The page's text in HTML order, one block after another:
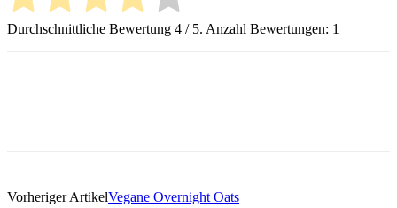
Durchschnittliche Bewertung 4 / 5. Anzahl Bewertungen: 1
Vorheriger ArtikelVegane Overnight Oats